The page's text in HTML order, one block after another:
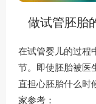
做试管胚胎
在试管婴儿的过程
节。即使胚胎被医
直担心胚胎什么时
家参考：